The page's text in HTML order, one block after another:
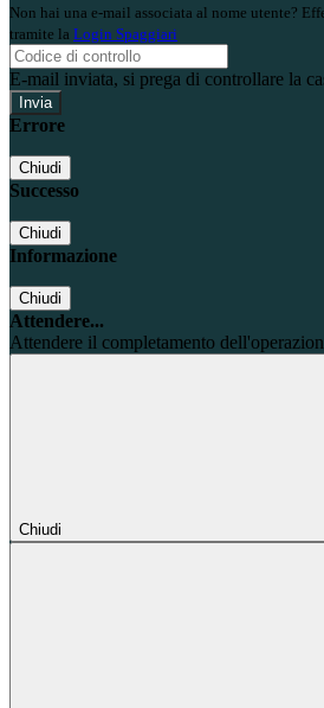
Non hai una e-mail associata al nome utente?
tramite la Login Spaggiari
E-mail inviata, si prega di controllare la
Errore
Chiudi
Successo
Chiudi
Informazione
Chiudi
Attendere...
Attendere il completamento
Chiudi